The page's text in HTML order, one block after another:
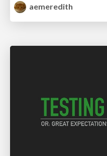
aemeredith